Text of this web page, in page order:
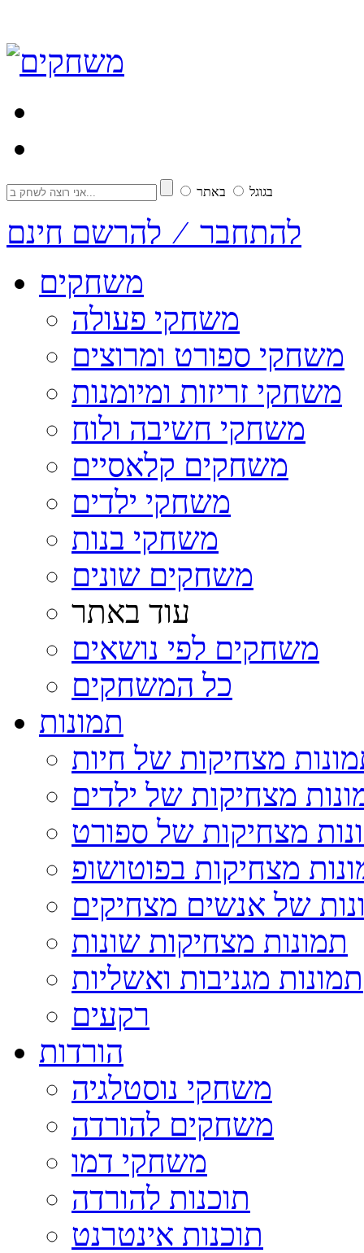
בגוגל באתר
להתחבר ⁄ להרשם חינם
משחקים
משחקי פעולה
משחקי ספורט ומרוצים
משחקי זריזות ומיומנות
משחקי חשיבה ולוח
משחקים קלאסיים
משחקי ילדים
משחקי בנות
משחקים שונים
עוד באתר
משחקים לפי נושאים
כל המשחקים
תמונות
מצחיקות של חיות
מצחיקות של ילדים
מצחיקות של ספורט
מצחיקות בפוטושופ
של אנשים מצחיקים
תמונות מצחיקות שונות
תמונות מגניבות ואשליות
רקעים
הורדות
משחקי נוסטלגיה
משחקים להורדה
משחקי דמו
תוכנות להורדה
תוכנות אינטרנט